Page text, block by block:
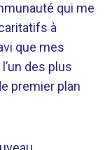
qui me
à
que mes
des plus
premier plan